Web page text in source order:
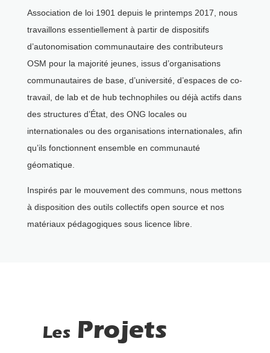
Association de loi 1901 depuis le printemps 2017, nous
travaillons essentiellement à partir de dispositifs
d’autonomisation communautaire des contributeurs
OSM pour la majorité jeunes, issus d’organisations
communautaires de base, d’université, d’espaces de co-
travail, de lab et de hub technophiles ou déjà actifs dans
des structures d’État, des ONG locales ou
internationales ou des organisations internationales, afin
qu’ils fonctionnent ensemble en communauté
géomatique.
Inspirés par le mouvement des communs, nous mettons
à disposition des outils collectifs open source et nos
matériaux pédagogiques sous licence libre.
Les Projets